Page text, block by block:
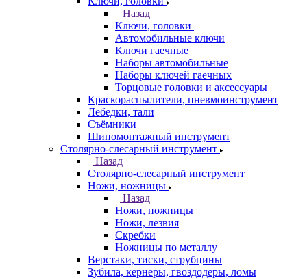
Назад
Ключи, головки
Автомобильные ключи
Ключи гаечные
Наборы автомобильные
Наборы ключей гаечных
Торцовые головки и аксессуары
Краскораспылители, пневмоинструмент
Лебедки, тали
Съёмники
Шиномонтажный инструмент
Столярно-слесарный инструмент
Назад
Столярно-слесарный инструмент
Ножи, ножницы
Назад
Ножи, ножницы
Ножи, лезвия
Скребки
Ножницы по металлу
Верстаки, тиски, струбцины
Зубила, кернеры, гвоздодеры, ломы